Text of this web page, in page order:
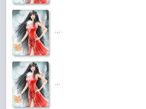
...
...